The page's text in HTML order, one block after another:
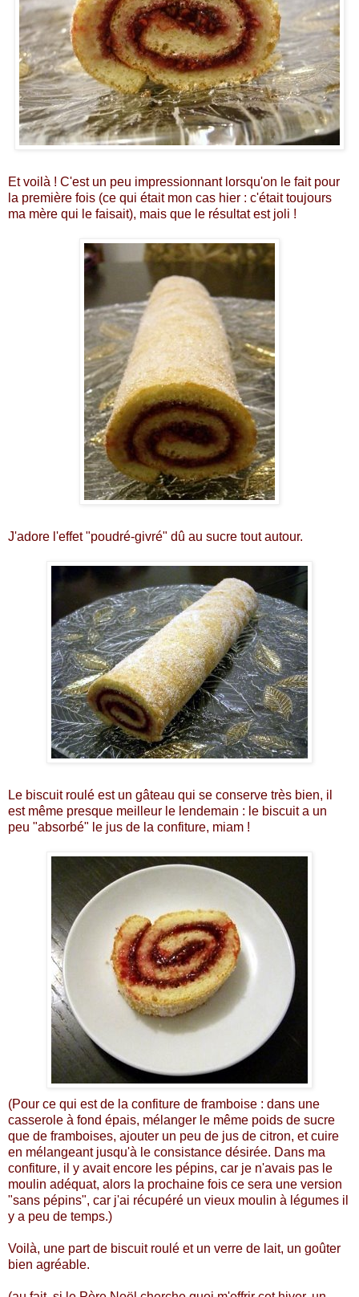
Et voilà ! C'est un peu impressionnant lorsqu'on le fait pour
la première fois (ce qui était mon cas hier : c'était toujours
ma mère qui le faisait), mais que le résultat est joli !
J'adore l'effet "poudré-givré" dû au sucre tout autour.
Le biscuit roulé est un gâteau qui se conserve très bien, il
est même presque meilleur le lendemain : le biscuit a un
peu "absorbé" le jus de la confiture, miam !
(Pour ce qui est de la confiture de framboise : dans une
casserole à fond épais, mélanger le même poids de sucre
que de framboises, ajouter un peu de jus de citron, et cuire
en mélangeant jusqu'à le consistance désirée. Dans ma
confiture, il y avait encore les pépins, car je n'avais pas le
moulin adéquat, alors la prochaine fois ce sera une version
"sans pépins", car j'ai récupéré un vieux moulin à légumes il
y a peu de temps.)
Voilà, une part de biscuit roulé et un verre de lait, un goûter
bien agréable.